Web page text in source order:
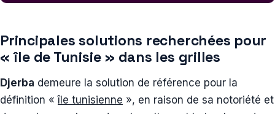
Principales solutions recherchées pour
« île de Tunisie » dans les grilles
Djerba demeure la solution de référence pour la
définition «île tunisienne », en raison de sa notoriété et